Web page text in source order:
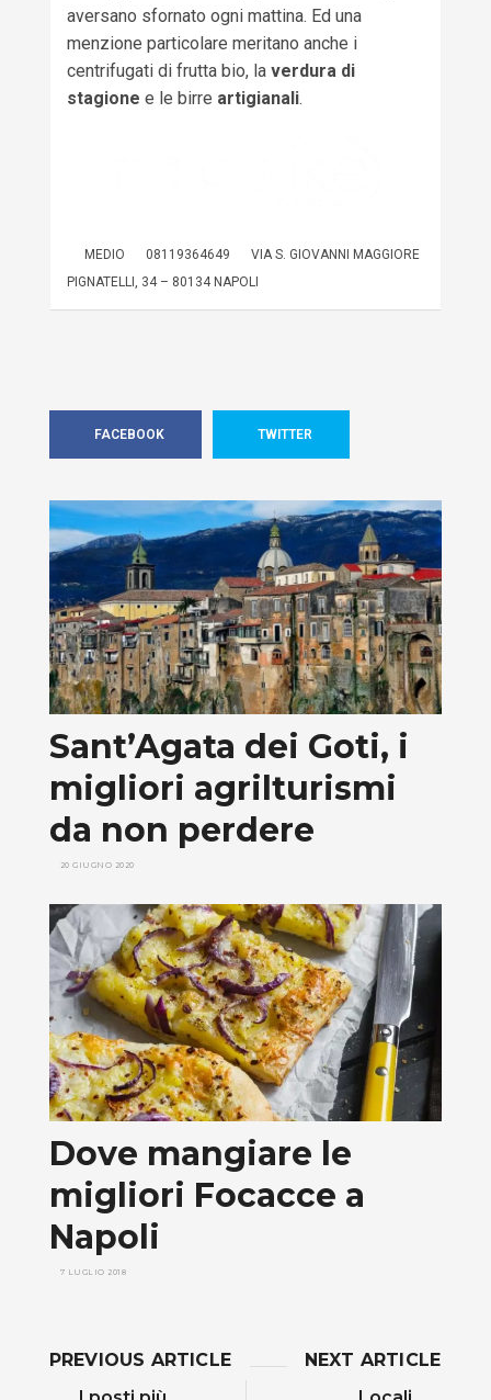
aversano sfornato ogni mattina. Ed una
menzione particolare meritano anche i
centrifugati di frutta bio, la verdura di
stagione e le birre artigianali.
MEDIO 08119364649
VIA S. GIOVANNI MAGGIORE
PIGNATELLI, 34 – 80134 NAPOLI
FACEBOOK TWITTER
Sant’Agata dei Goti, i
migliori agrilturismi
da non perdere
20 GIUGNO 2020
Dove mangiare le
migliori Focacce a
Napoli
7 LUGLIO 2018
PREVIOUS ARTICLE
NEXT ARTICLE